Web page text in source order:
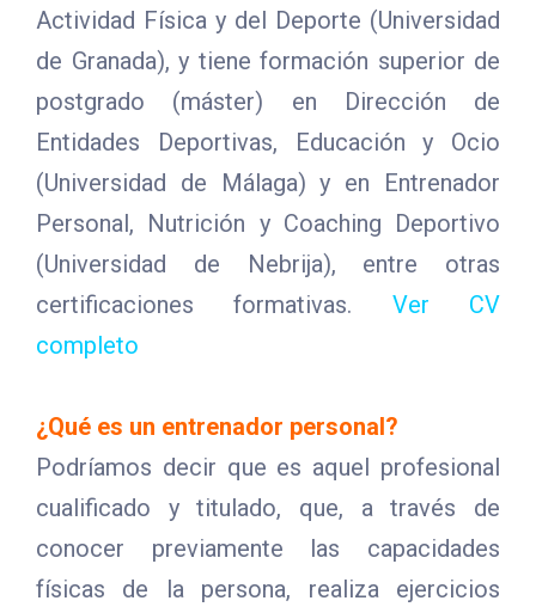
Actividad Física y del Deporte (Universidad
de Granada), y tiene formación superior de
postgrado (máster) en Dirección de
Entidades Deportivas, Educación y Ocio
(Universidad de Málaga) y en Entrenador
Personal, Nutrición y Coaching Deportivo
(Universidad de Nebrija), entre otras
certificaciones formativas. Ver CV
completo
¿Qué es un entrenador personal?
Podríamos decir que es aquel profesional
cualificado y titulado, que, a través de
conocer previamente las capacidades
físicas de la persona, realiza ejercicios